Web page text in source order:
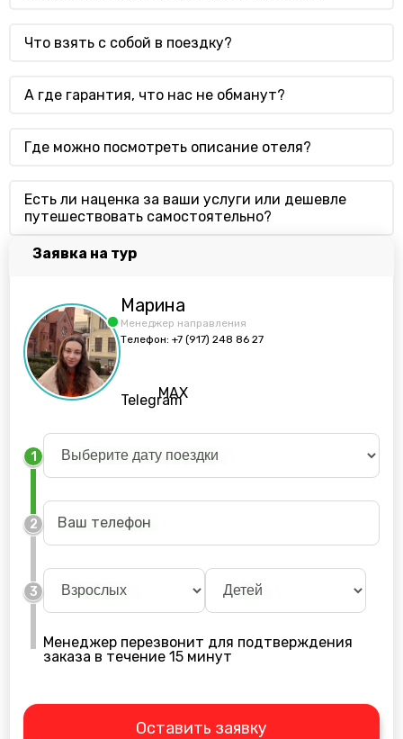
Что взять с собой в поездку?
А где гарантия, что нас не обманут?
Где можно посмотреть описание отеля?
Есть ли наценка за ваши услуги или дешевле
путешествовать самостоятельно?
Заявка на тур
Марина
Менеджер направления
Телефон:+7 (917) 248 86 27
Telegram
MAX
1
2
3
Менеджер перезвонит для подтверждения
заказа в течение 15 минут
Оставить заявку